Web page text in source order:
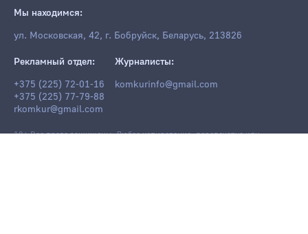
Мы находимся:
ул. Московская, 42, г. Бобруйск, Беларусь, 213826
Рекламный отдел:
+375 (225) 72-01-16
+375 (225) 77-79-88
rkomkur@gmail.com
Журналисты:
komkurinfo@gmail.com
18+ Все права защищены. Любое копирование, перепечатка или